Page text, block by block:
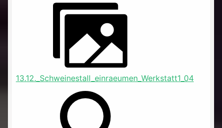
13.12._Schweinestall_einraeumen_Werkstatt1_04